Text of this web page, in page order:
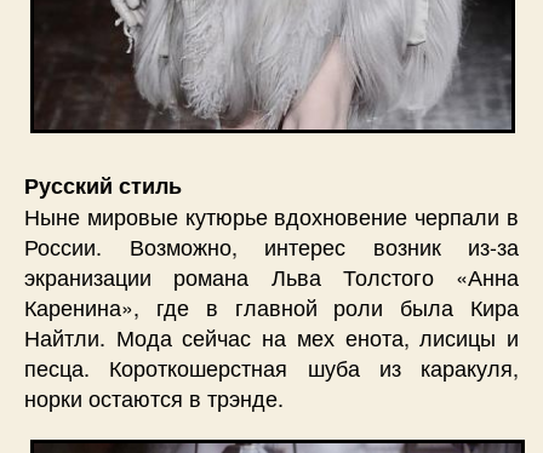
Русский стиль
Ныне мировые кутюрье вдохновение черпали в
России. Возможно, интерес возник из-за
экранизации романа Льва Толстого «Анна
Каренина», где в главной роли была Кира
Найтли. Мода сейчас на мех енота, лисицы и
песца. Короткошерстная шуба из каракуля,
норки остаются в трэнде.